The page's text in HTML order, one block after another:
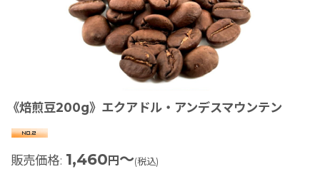
《焙煎豆200g》エクアドル・アンデスマウンテン
販売価格: 1,460 円 ～(税込)